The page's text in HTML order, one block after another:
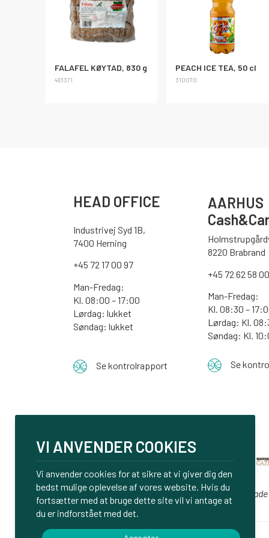
FALAFEL KØYTAD, 830 g
483371
PEACH ICE TEA, 50 cl
310070
HEAD OFFICE
Industrivej Syd 1B,
7400 Herning
+45 72 17 00 97
Man-Fredag:
Kl. 08:00 – 17:00
Lørdag: lukket
Søndag: lukket
Se kontrolrapport
AARHUS
8220 Brabrand
+45 72 62 58 00
Man-Fredag:
Kl. 08:30 –
Lørdag: Kl.
Søndag: Kl.
Se
Vi er
VI ANVENDER COOKIES
Vi anvender cookies for at sikre at vi giver dig den
bedst mulige oplevelse af vores website. Hvis du
fortsætter med at bruge dette site vil vi antage at
du er indforstået med det.